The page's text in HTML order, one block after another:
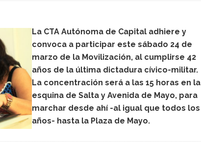
La CTA Autónoma de Capital adhiere y
convoca a participar este sábado 24 de
marzo de la Movilización, al cumplirse 42
años de la última dictadura cívico-militar.
La concentración será a las 15 horas en la
esquina de Salta y Avenida de Mayo, para
marchar desde ahí -al igual que todos los
años- hasta la Plaza de Mayo.